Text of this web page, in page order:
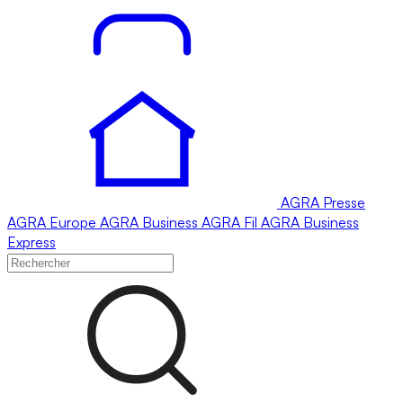
AGRA Presse
AGRA Europe AGRA Business AGRA Fil AGRA Business
Express